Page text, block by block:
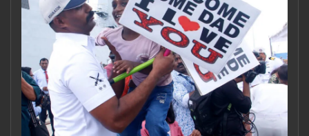
NEWS 360
CASE DIARY
CINEMA